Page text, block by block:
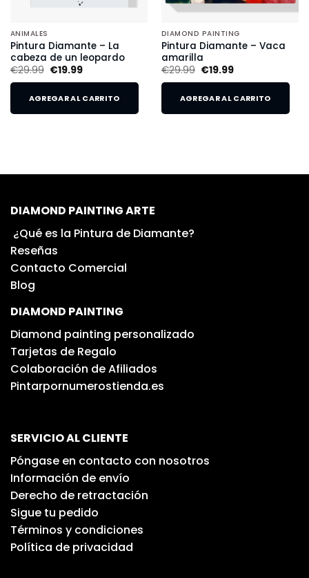
ANIMALES
Pintura Diamante – La
cabeza de un leopardo
€29.99 €19.99
AGREGAR AL CARRITO
DIAMOND PAINTING
Pintura Diamante – Vaca
amarilla
€29.99 €19.99
AGREGAR AL CARRITO
DIAMOND PAINTING ARTE
¿Qué es la Pintura de Diamante?
Reseñas
Contacto Comercial
Blog
DIAMOND PAINTING
Diamond painting personalizado
Tarjetas de Regalo
Colaboración de Afiliados
Pintarpornumerostienda.es
SERVICIO AL CLIENTE
Póngase en contacto con nosotros
Información de envío
Derecho de retractación
Sigue tu pedido
Términos y condiciones
Política de privacidad